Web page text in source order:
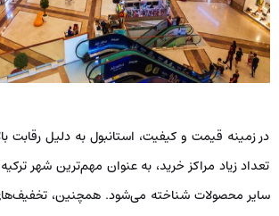
در زمینه قیمت و کیفیت، استانبول به دلیل رقابت
تعداد زیاد مراکز خرید، به عنوان مهم‌ترین شهر
سایر محصولات شناخته می‌شود. همچنین،